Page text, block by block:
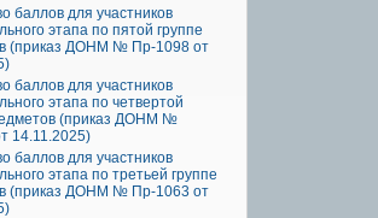
баллов для участников
этапа по пятой группе
(приказ ДОНМ № Пр-1098 от
баллов для участников
этапа по четвертой
(приказ ДОНМ №
14.11.2025)
баллов для участников
этапа по третьей группе
(приказ ДОНМ № Пр-1063 от